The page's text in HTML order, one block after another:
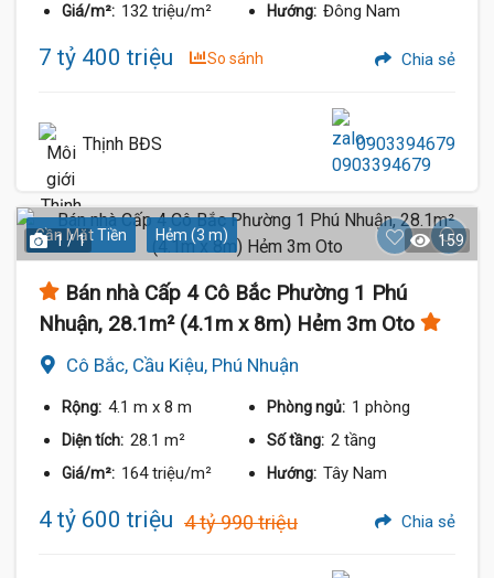
Giá/m²: 132 triệu/m² Hướng: Đông Nam
7 tỷ 400 triệu So sánh Chia sẻ
Thịnh BĐS 0903394679
Gần Mặt Tiền Hẻm (3 m)
1 / 1 159
Bán nhà Cấp 4 Cô Bắc Phường 1 Phú
Nhuận, 28.1m² (4.1m x 8m) Hẻm 3m Oto
Cô Bắc, Cầu Kiệu, Phú Nhuận
Rộng: 4.1 m x 8 m Phòng ngủ: 1 phòng
Diện tích: 28.1 m² Số tầng: 2 tầng
Giá/m²: 164 triệu/m² Hướng: Tây Nam
4 tỷ 600 triệu 4 tỷ 990 triệu Chia sẻ